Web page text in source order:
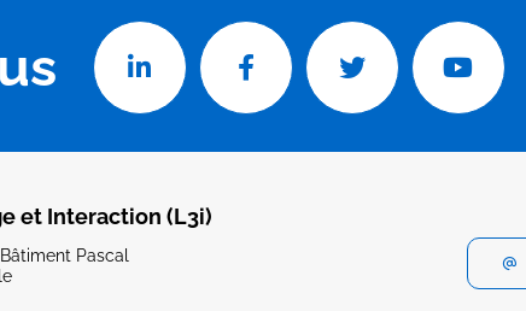
et Interaction (L3i)
Pascal